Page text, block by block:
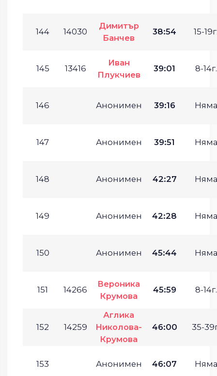
144 14030
Димитър
Банчев
38:54 15-
145 13416
Иван
Плукчиев
39:01 8-14г.
146 Анонимен 39:16 Няма
147 Анонимен 39:51 Няма
148 Анонимен 42:27 Няма
149 Анонимен 42:28 Няма
150 Анонимен 45:44 Няма
151 14266
Вероника
Крумова
45:59 8-14г.
152 14259
Аглика
Николова-
Крумова
46:00 35-
153 Анонимен 46:07 Няма